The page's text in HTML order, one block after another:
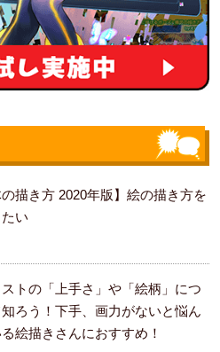
の描き方 2020年版】絵の描き方を
い
トの「上手さ」や「絵柄」につ
ろう！下手、画力がないと悩ん
絵描きさんにおすすめ！